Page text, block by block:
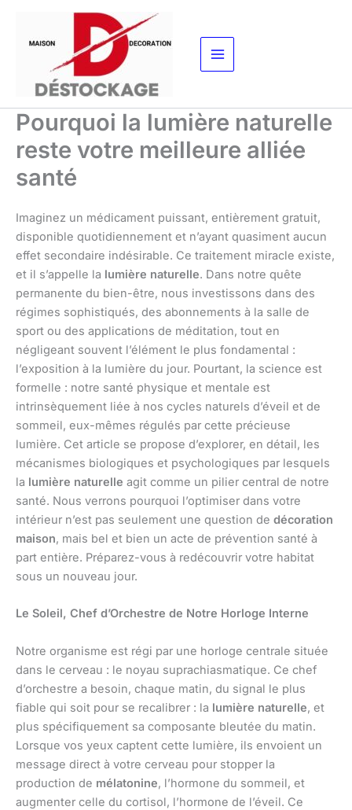
contenu
Pourquoi la lumière naturelle
reste votre meilleure alliée
santé
Imaginez un médicament puissant, entièrement gratuit,
disponible quotidiennement et n’ayant quasiment aucun
effet secondaire indésirable. Ce traitement miracle existe,
et il s’appelle la lumière naturelle. Dans notre quête
permanente du bien-être, nous investissons dans des
régimes sophistiqués, des abonnements à la salle de
sport ou des applications de méditation, tout en
négligeant souvent l’élément le plus fondamental :
l’exposition à la lumière du jour. Pourtant, la science est
formelle : notre santé physique et mentale est
intrinsèquement liée à nos cycles naturels d’éveil et de
sommeil, eux-mêmes régulés par cette précieuse
lumière. Cet article se propose d’explorer, en détail, les
mécanismes biologiques et psychologiques par lesquels
la lumière naturelle agit comme un pilier central de notre
santé. Nous verrons pourquoi l’optimiser dans votre
intérieur n’est pas seulement une question de décoration
maison, mais bel et bien un acte de prévention santé à
part entière. Préparez-vous à redécouvrir votre habitat
sous un nouveau jour.
Le Soleil, Chef d’Orchestre de Notre Horloge Interne
Notre organisme est régi par une horloge centrale située
dans le cerveau : le noyau suprachiasmatique. Ce chef
d’orchestre a besoin, chaque matin, du signal le plus
fiable qui soit pour se recalibrer : la lumière naturelle, et
plus spécifiquement sa composante bleutée du matin.
Lorsque vos yeux captent cette lumière, ils envoient un
message direct à votre cerveau pour stopper la
production de mélatonine, l’hormone du sommeil, et
augmenter celle du cortisol, l’hormone de l’éveil. Ce